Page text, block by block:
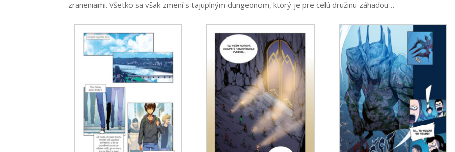
zraneniami. Všetko sa však zmení s tajuplným dungeonom, ktorý je pre celú družinu záhadou…